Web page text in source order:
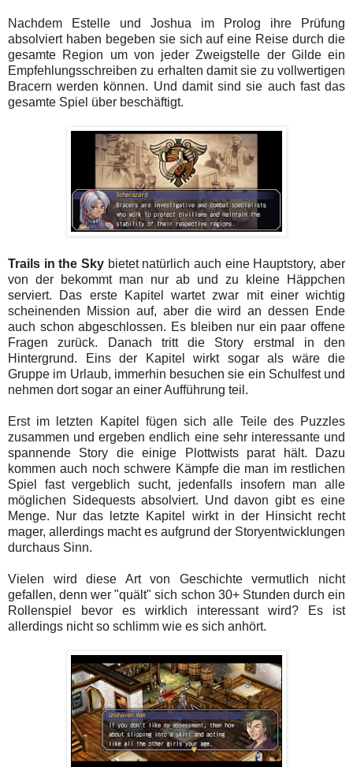
Nachdem Estelle und Joshua im Prolog ihre Prüfung
absolviert haben begeben sie sich auf eine Reise durch die
gesamte Region um von jeder Zweigstelle der Gilde ein
Empfehlungsschreiben zu erhalten damit sie zu vollwertigen
Bracern werden können. Und damit sind sie auch fast das
gesamte Spiel über beschäftigt.
Trails in the Sky bietet natürlich auch eine Hauptstory, aber
von der bekommt man nur ab und zu kleine Häppchen
serviert. Das erste Kapitel wartet zwar mit einer wichtig
scheinenden Mission auf, aber die wird an dessen Ende
auch schon abgeschlossen. Es bleiben nur ein paar offene
Fragen zurück. Danach tritt die Story erstmal in den
Hintergrund. Eins der Kapitel wirkt sogar als wäre die
Gruppe im Urlaub, immerhin besuchen sie ein Schulfest und
nehmen dort sogar an einer Aufführung teil.
Erst im letzten Kapitel fügen sich alle Teile des Puzzles
zusammen und ergeben endlich eine sehr interessante und
spannende Story die einige Plottwists parat hält. Dazu
kommen auch noch schwere Kämpfe die man im restlichen
Spiel fast vergeblich sucht, jedenfalls insofern man alle
möglichen Sidequests absolviert. Und davon gibt es eine
Menge. Nur das letzte Kapitel wirkt in der Hinsicht recht
mager, allerdings macht es aufgrund der Storyentwicklungen
durchaus Sinn.
Vielen wird diese Art von Geschichte vermutlich nicht
gefallen, denn wer "quält" sich schon 30+ Stunden durch ein
Rollenspiel bevor es wirklich interessant wird? Es ist
allerdings nicht so schlimm wie es sich anhört.